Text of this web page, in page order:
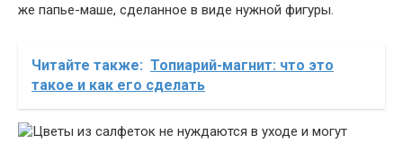
же папье-маше, сделанное в виде нужной фигуры.
Читайте также: Топиарий-магнит: что это
такое и как его сделать